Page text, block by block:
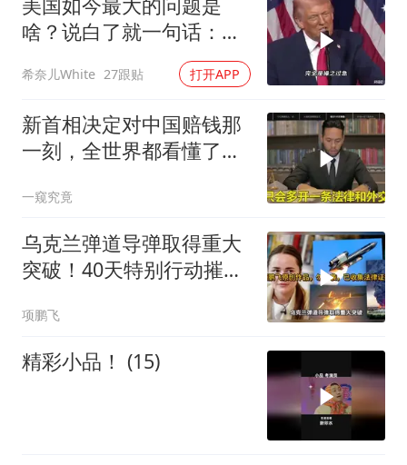
美国如今最大的问题是
啥？说白了就一句话：战
希奈儿White 27跟贴 打开APP
新首相决定对中国赔钱那
一刻，全世界都看懂了：
一窥究竟
乌克兰弹道导弹取得重大
突破！40天特别行动摧毁
项鹏飞
精彩小品！ (15)